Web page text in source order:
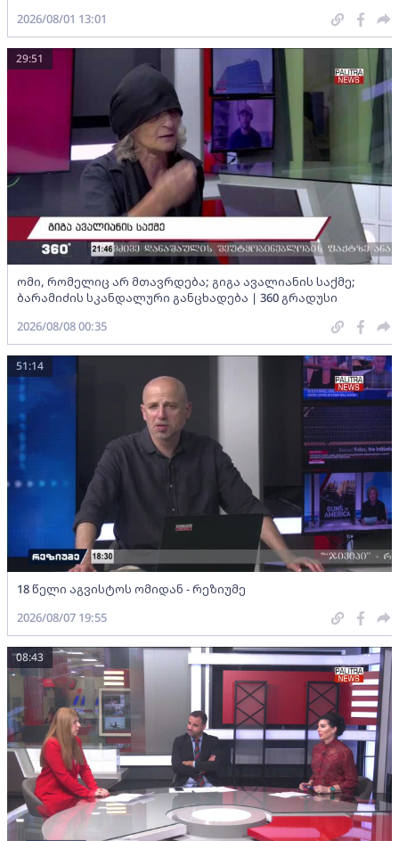
2026/08/01 13:01
ომი, რომელიც არ მთავრდება; გიგა ავალიანის საქმე;
ბარამიძის სკანდალური განცხადება | 360 გრადუსი
29:51
2026/08/08 00:35
18 წელი აგვისტოს ომიდან - რეზიუმე
51:14
2026/08/07 19:55
08:43